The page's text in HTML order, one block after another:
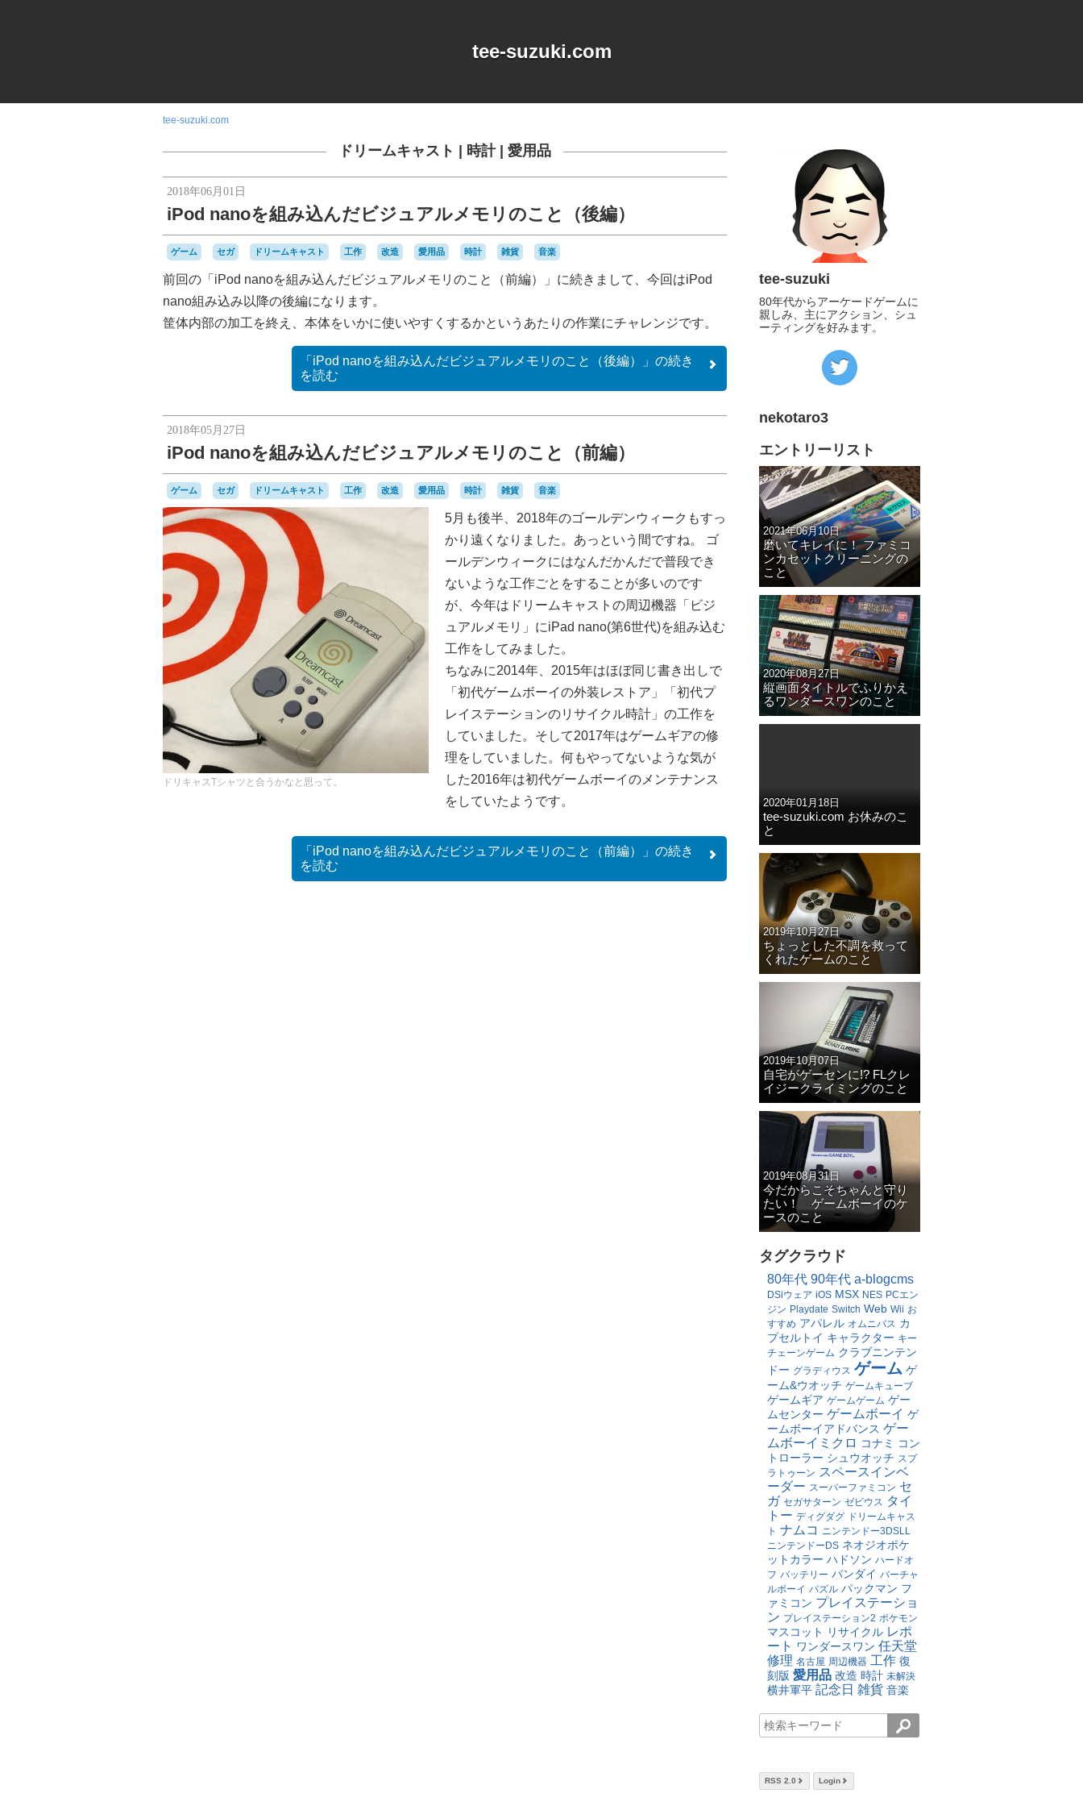
tee-suzuki.com
tee-suzuki.com
ドリームキャスト 時計| 愛用品
2018年06月01日
iPod nanoを組み込んだビジュアルメモリのこと（後編）
ゲーム セガ ドリームキャスト 工作 改造 愛用品 時計 雑貨 音楽
前回の「iPod nanoを組み込んだビジュアルメモリのこと（前編）」に続きまして、今回はiPod
nano組み込み以降の後編になります。
筐体内部の加工を終え、本体をいかに使いやすくするかというあたりの作業にチャレンジです。
「iPod nanoを組み込んだビジュアルメモリのこと（後編）」の続き
を読む
2018年05月27日
iPod nanoを組み込んだビジュアルメモリのこと（前編）
ゲーム セガ ドリームキャスト 工作 改造 愛用品 時計 雑貨 音楽
ドリキャスTシャツと合うかなと思って。
5月も後半、2018年のゴールデンウィークもすっ
かり遠くなりました。あっという間ですね。 ゴ
ールデンウィークにはなんだかんだで普段でき
ないような工作ごとをすることが多いのです
が、今年はドリームキャストの周辺機器「ビジ
ュアルメモリ」にiPad nano(第6世代)を組み込む
工作をしてみました。
ちなみに2014年、2015年はほぼ同じ書き出しで
「初代ゲームボーイの外装レストア」「初代プ
レイステーションのリサイクル時計」の工作を
していました。そして2017年はゲームギアの修
理をしていました。何もやってないような気が
した2016年は初代ゲームボーイのメンテナンス
をしていたようです。
「iPod nanoを組み込んだビジュアルメモリのこと（前編）」の続き
を読む
tee-suzuki
80年代からアーケードゲームに
親しみ、主にアクション、シュ
ーティングを好みます。
https://twitter.com/tee_suzuki
の
の
リ
ン
ク
nekotaro3
エントリーリスト
2021年06月10日
磨いてキレイに！ ファミコ
ンカセットクリーニングの
こと
2020年08月27日
縦画面タイトルでふりかえ
るワンダースワンのこと
2020年01月18日
tee-suzuki.com お休みのこ
と
2019年10月27日
ちょっとした不調を救って
くれたゲームのこと
2019年10月07日
自宅がゲーセンに!? FLクレ
イジークライミングのこと
2019年08月31日
今だからこそちゃんと守り
たい！ ゲームボーイのケ
ースのこと
タグクラウド
80年代 90年代 a-blogcms
DSiウェア iOS MSX NES PCエン
ジン Playdate Switch Web Wii お
すすめ アパレル オムニバス カ
プセルトイ キャラクター キー
チェーンゲーム クラブニンテン
ドー グラディウス ゲーム ゲ
ーム&ウオッチ ゲームキューブ
ゲームギア ゲームゲーム ゲー
ムセンター ゲームボーイ ゲ
ームボーイアドバンス ゲー
ムボーイミクロ コナミ
コン
トローラー シュウオッチ スプ
ラトゥーン スペースインベ
ーダー スーパーファミコン セ
ガ セガサターン ゼビウス タイ
トー ディグダグ ドリームキャス
ト ナムコ ニンテンドー3DSLL
ニンテンドーDS ネオジオポケ
ットカラー ハドソン ハードオ
フ バッテリー バンダイ バーチャ
ルボーイ パズル パックマン フ
ァミコン プレイステーショ
ン プレイステーション2 ポケモン
マスコット リサイクル レポ
ート ワンダースワン 任天堂
修理 名古屋 周辺機器 工作 復
刻版 愛用品 改造 時計 未解決
横井軍平 記念日 雑貨 音楽
RSS 2.0 Login